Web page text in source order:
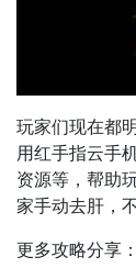
玩家们现在都
用红手指云手
资源等，帮助
家手动去肝，
更多攻略分享：